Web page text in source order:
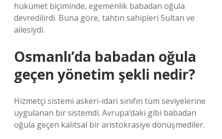
hükümet biçiminde, egemenlik babadan oğula
devredilirdi. Buna göre, tahtın sahipleri Sultan ve
ailesiydi.
Osmanlı’da babadan oğula
geçen yönetim şekli nedir?
Hizmetçi sistemi askeri-idari sınıfın tüm seviyelerine
uygulanan bir sistemdi. Avrupa’daki gibi babadan
oğula geçen kalıtsal bir aristokrasiye dönüşmediler.